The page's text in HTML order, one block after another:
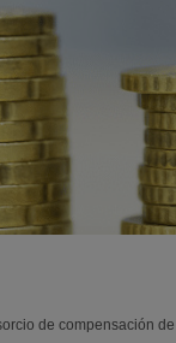
de compensación